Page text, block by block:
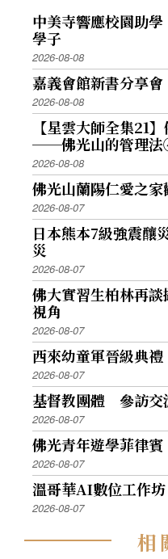
中美寺響應校園助
學子
2026-08-08
嘉義會館新書分享
2026-08-08
【星雲大師全集21
──佛光山的管理
2026-08-08
佛光山蘭陽仁愛之
2026-08-07
日本熊本7級強震
災
2026-08-07
佛大實習生柏林再
視角
2026-08-07
西來幼童軍晉級典
2026-08-07
基督教團體 參訪交
2026-08-07
佛光青年遊學菲律
2026-08-07
溫哥華AI數位工作
2026-08-07
相